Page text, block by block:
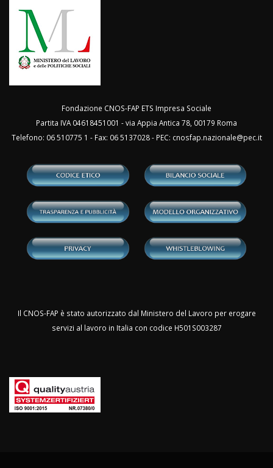
Fondazione CNOS-FAP ETS Impresa Sociale
Partita IVA 04618451001 - via Appia Antica 78, 00179 Roma
Telefono: 06 510775 1 - Fax: 06 5137028 - PEC: cnosfap.nazionale@pec.it
Il CNOS-FAP è stato autorizzato dal Ministero del Lavoro per erogare
servizi al lavoro in Italia con codice H501S003287